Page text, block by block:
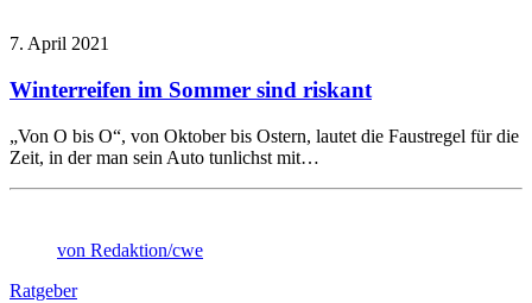
7. April 2021
Winterreifen im Sommer sind riskant
„Von O bis O“, von Oktober bis Ostern, lautet die Faustregel für die
Zeit, in der man sein Auto tunlichst mit…
von Redaktion/cwe
Ratgeber